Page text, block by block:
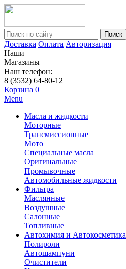
Поиск
Доставка Оплата Авторизация
Наши
Магазины
Наш телефон:
8 (3532) 64-80-12
Корзина 0
Menu
Масла и жидкости
Моторные
Трансмиссионные
Мото
Специальные масла
Оригинальные
Промывочные
Автомобильные жидкости
Фильтра
Маслянные
Воздушные
Салонные
Топливные
Автохимия и Автокосметика
Полироли
Автошампуни
Очистители